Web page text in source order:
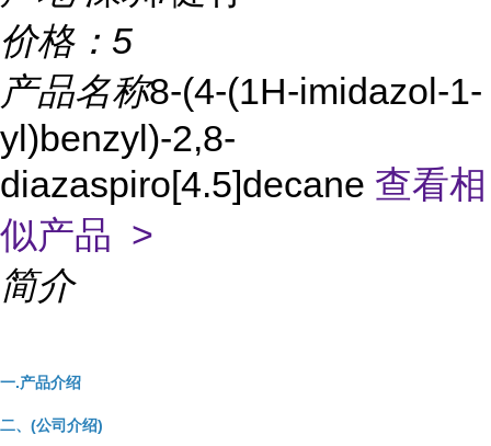
价格： 5
产品名称8-(4-(1H-imidazol-1-
yl)benzyl)-2,8-
diazaspiro[4.5]decane 查看相
似产品 >
简介
一.产品介绍
二、(公司介绍)